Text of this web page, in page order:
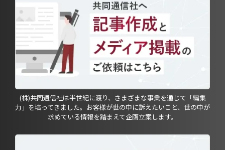
(株)共同通信社は半世紀に渡り、さまざまな事業を通じて「編集
力」を培ってきました。お客様が世の中に訴えたいこと、世の中が
求めている情報を踏まえて企画立案します。